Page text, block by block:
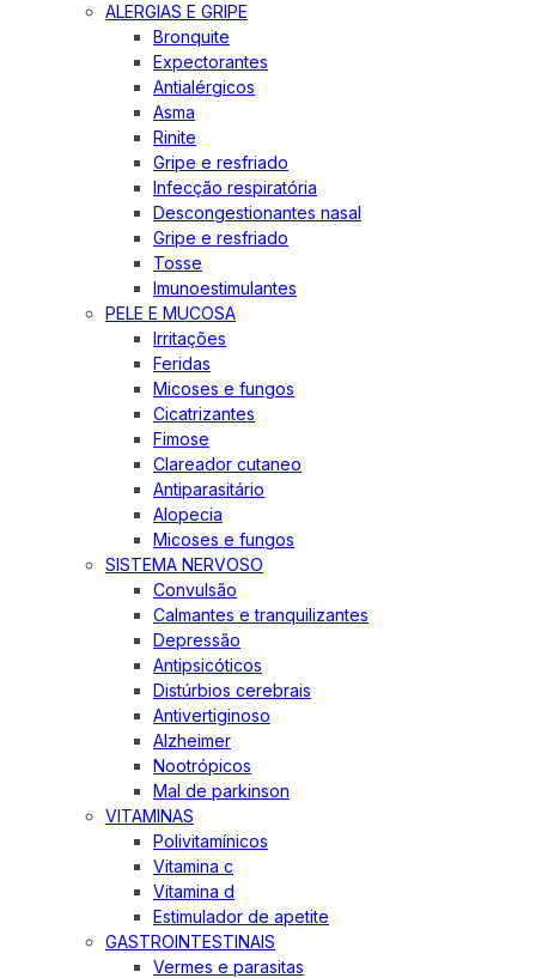
ALERGIAS E GRIPE
Bronquite
Expectorantes
Antialérgicos
Asma
Rinite
Gripe e resfriado
Infecção respiratória
Descongestionantes nasal
Gripe e resfriado
Tosse
Imunoestimulantes
PELE E MUCOSA
Irritações
Feridas
Micoses e fungos
Cicatrizantes
Fimose
Clareador cutaneo
Antiparasitário
Alopecia
Micoses e fungos
SISTEMA NERVOSO
Convulsão
Calmantes e tranquilizantes
Depressão
Antipsicóticos
Distúrbios cerebrais
Antivertiginoso
Alzheimer
Nootrópicos
Mal de parkinson
VITAMINAS
Polivitamínicos
Vitamina c
Vitamina d
Estimulador de apetite
GASTROINTESTINAIS
Vermes e parasitas